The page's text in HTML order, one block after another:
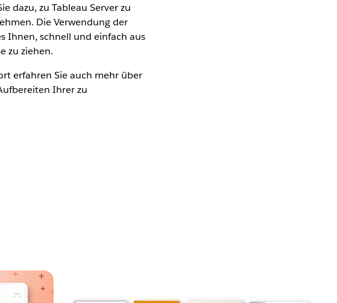
dazu, zu Tableau Server zu
Die Verwendung der
Ihnen, schnell und einfach aus
zu ziehen.
erfahren Sie auch mehr über
Ihrer zu